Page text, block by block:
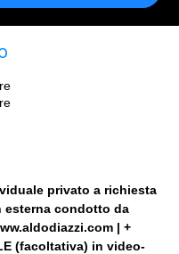
privato a richiesta
esterna condotto da
| +
(facoltativa) in video-